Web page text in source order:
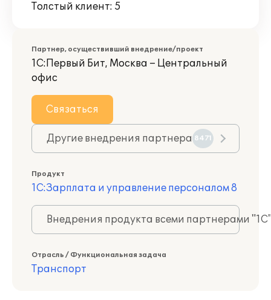
Толстый клиент: 5
Партнер, осуществивший внедрение/проект
1С:Первый Бит, Москва – Центральный
офис
Связаться
Другие внедрения партнера 8471
Продукт
1С:Зарплата и управление персоналом 8
Внедрения продукта всеми партнерами
Отрасль / Функциональная задача
Транспорт